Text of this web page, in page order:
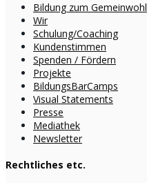
Bildung zum Gemeinwohl
Wir
Schulung/Coaching
Kundenstimmen
Spenden / Fördern
Projekte
BildungsBarCamps
Visual Statements
Presse
Mediathek
Newsletter
Rechtliches etc.